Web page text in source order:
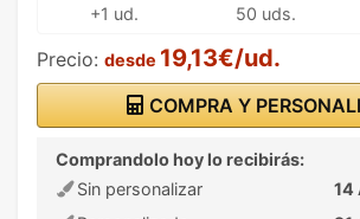
+1 ud. 50 uds.
Precio: desde 19,13€/ud.
COMPRA Y
Comprandolo hoy lo recibirás:
Sin personalizar
14